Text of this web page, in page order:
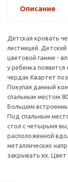
Описание
Детская кровать
лестницей.
цветовой гамме -
у ребенка
чердак Квартет
Покупая данный
спальным местом
Большим
Под спальным
стол с четырьмя
расположенной
металлических
закрывать их.